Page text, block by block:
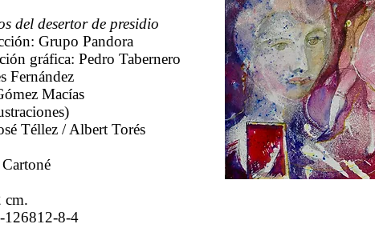
del desertor de presidio
Grupo Pandora
gráfica: Pedro Tabernero
Fernández
Macías
Téllez / Albert Torés
cm.
8-4